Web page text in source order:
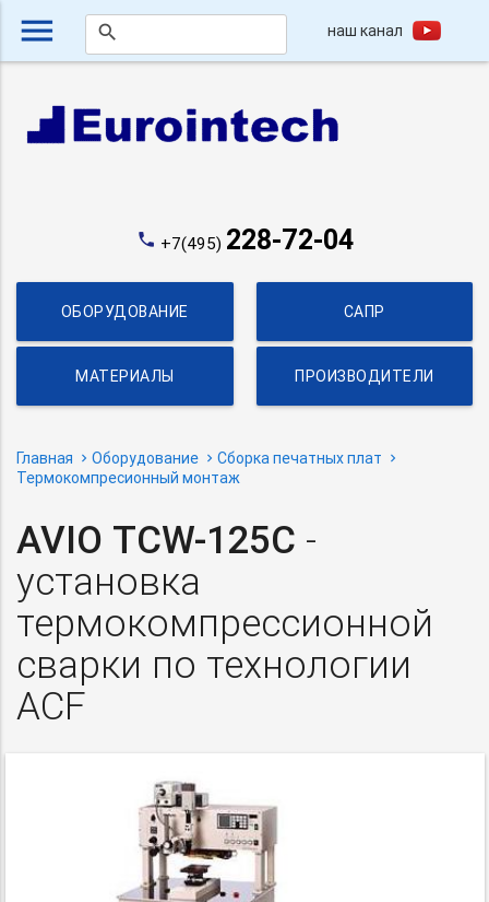
menu search наш канал
phone +7(495) 228-72-04
ОБОРУДОВАНИЕ САПР
МАТЕРИАЛЫ ПРОИЗВОДИТЕЛИ
Главная Оборудование
Сборка печатных плат
Термокомпресионный монтаж
AVIO TCW-125C -
установка
термокомпрессионной
сварки по технологии
ACF